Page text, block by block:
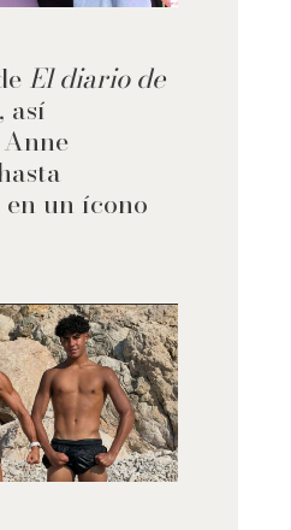
El diario de
así
un ícono